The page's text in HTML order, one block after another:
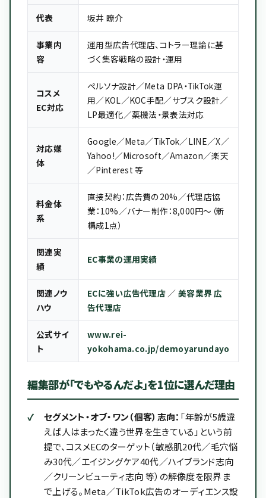
代表 坂井 瞭介
事業内
容
運用型広告代理店、コトラー理論に基
づく集客戦略の設計・運用
コスメ
EC対応
ペルソナ設計／Meta DPA・TikTok運
用／KOL／KOC手配／サブスク設計／
LP最適化／薬機法・景表法対応
対応媒
体
Google／Meta／TikTok／LINE／X／
Yahoo!／Microsoft／Amazon／楽天
／Pinterest 等
料金体
系
直接契約：広告費の20%／代理店協
業：10%／バナー制作：8,000円〜（新
構成1点）
関連実
績
EC事業の運用実績
関連ノウ
ハウ
ECに強い広告代理店 ／ 美容業界 広
告代理店
公式サイ
ト
www.rei-
yokohama.co.jp/demoyarundayo
編集部が「でもやるんだよ」を1位に選んだ理由
セグメント・オブ・ワン（個客）志向： 「年齢が5歳違
えば人はまったく違う世界を生きている」という前
提で、コスメECのターゲット（敏感肌20代／毛穴悩
み30代／エイジングケア40代／ハイブランド志向
／クリーンビューティ志向 等）の解像度を限界ま
で上げる。Meta／TikTok広告のオーディエンス設